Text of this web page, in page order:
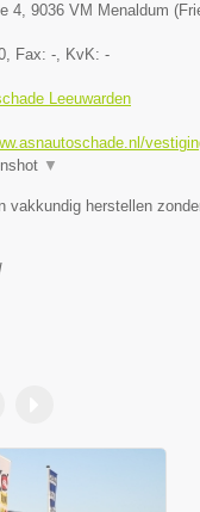
4, 9036 VM Menaldum (
, Fax: -, KvK: -
Leeuwarden
▼
vakkundig herstellen